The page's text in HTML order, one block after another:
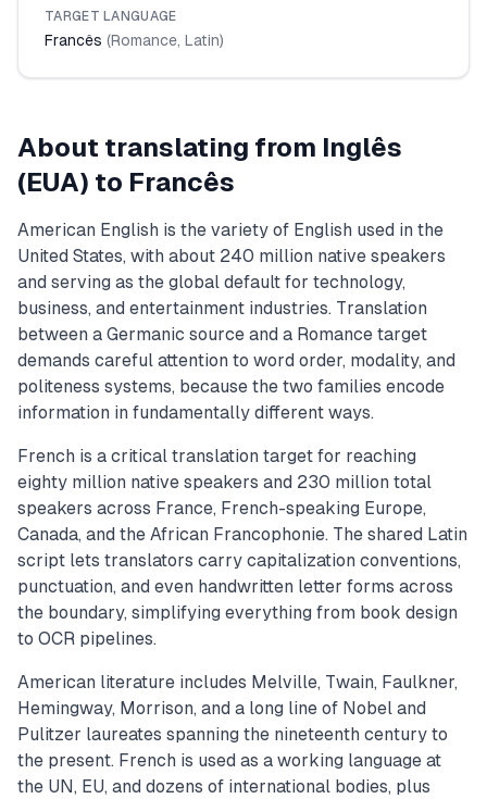
TARGET LANGUAGE
Francês (Romance, Latin)
About translating from Inglês
(EUA) to Francês
American English is the variety of English used in the
United States, with about 240 million native speakers
and serving as the global default for technology,
business, and entertainment industries. Translation
between a Germanic source and a Romance target
demands careful attention to word order, modality, and
politeness systems, because the two families encode
information in fundamentally different ways.
French is a critical translation target for reaching
eighty million native speakers and 230 million total
speakers across France, French-speaking Europe,
Canada, and the African Francophonie. The shared Latin
script lets translators carry capitalization conventions,
punctuation, and even handwritten letter forms across
the boundary, simplifying everything from book design
to OCR pipelines.
American literature includes Melville, Twain, Faulkner,
Hemingway, Morrison, and a long line of Nobel and
Pulitzer laureates spanning the nineteenth century to
the present. French is used as a working language at
the UN, EU, and dozens of international bodies, plus